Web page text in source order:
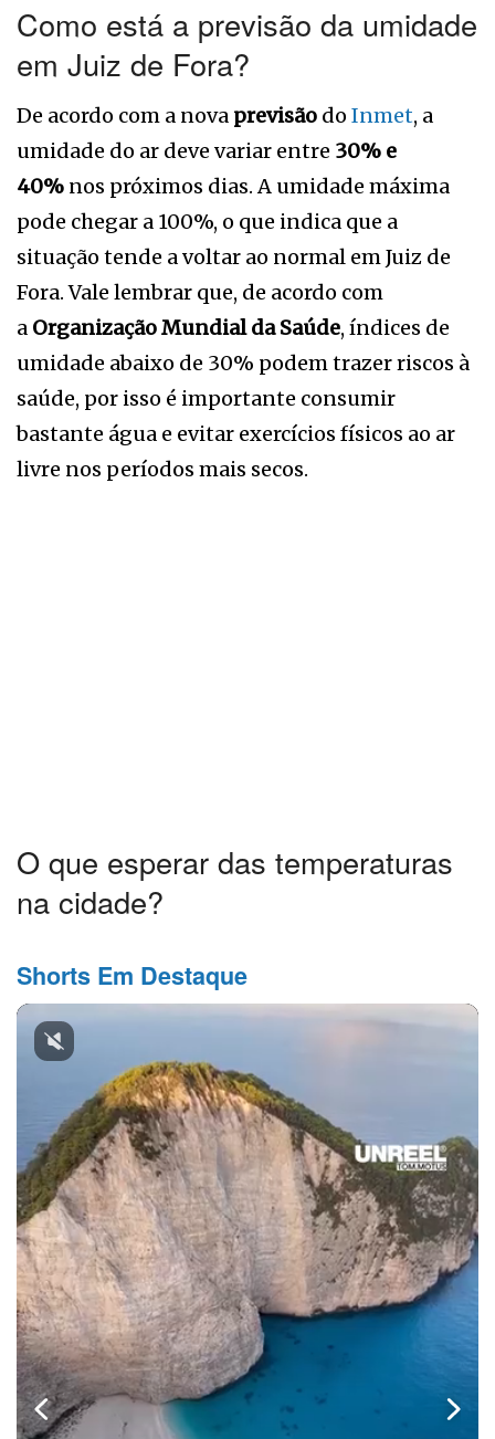
Como está a previsão da umidade
em Juiz de Fora?
De acordo com a nova previsão do Inmet, a
umidade do ar deve variar entre 30% e
40% nos próximos dias. A umidade máxima
pode chegar a 100%, o que indica que a
situação tende a voltar ao normal em Juiz de
Fora. Vale lembrar que, de acordo com
a Organização Mundial da Saúde, índices de
umidade abaixo de 30% podem trazer riscos à
saúde, por isso é importante consumir
bastante água e evitar exercícios físicos ao ar
livre nos períodos mais secos.
O que esperar das temperaturas
na cidade?
Shorts Em Destaque